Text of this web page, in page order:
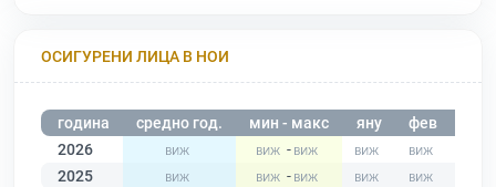
ОСИГУРЕНИ ЛИЦА В НОИ
година средно год. мин - макс яну фев
2026
-
2025
-